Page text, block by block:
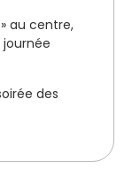
au centre,
des